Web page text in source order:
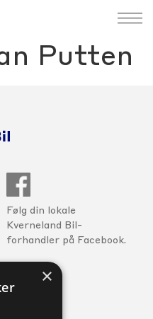
Putten
Følg din lokale
Kverneland Bil-
forhandler på Facebook.
SERVICE
×